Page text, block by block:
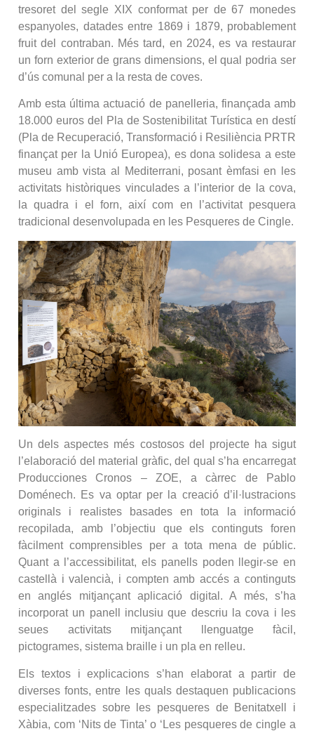
tresoret del segle XIX conformat per de 67 monedes
espanyoles, datades entre 1869 i 1879, probablement
fruit del contraban. Més tard, en 2024, es va restaurar
un forn exterior de grans dimensions, el qual podria ser
d’ús comunal per a la resta de coves.
Amb esta última actuació de panelleria, finançada amb
18.000 euros del Pla de Sostenibilitat Turística en destí
(Pla de Recuperació, Transformació i Resiliència PRTR
finançat per la Unió Europea), es dona solidesa a este
museu amb vista al Mediterrani, posant èmfasi en les
activitats històriques vinculades a l’interior de la cova,
la quadra i el forn, així com en l’activitat pesquera
tradicional desenvolupada en les Pesqueres de Cingle.
Un dels aspectes més costosos del projecte ha sigut
l’elaboració del material gràfic, del qual s’ha encarregat
Producciones Cronos – ZOE, a càrrec de Pablo
Doménech. Es va optar per la creació d’il·lustracions
originals i realistes basades en tota la informació
recopilada, amb l’objectiu que els continguts foren
fàcilment comprensibles per a tota mena de públic.
Quant a l’accessibilitat, els panells poden llegir-se en
castellà i valencià, i compten amb accés a continguts
en anglés mitjançant aplicació digital. A més, s’ha
incorporat un panell inclusiu que descriu la cova i les
seues activitats mitjançant llenguatge fàcil,
pictogrames, sistema braille i un pla en relleu.
Els textos i explicacions s’han elaborat a partir de
diverses fonts, entre les quals destaquen publicacions
especialitzades sobre les pesqueres de Benitatxell i
Xàbia, com ‘Nits de Tinta’ o ‘Les pesqueres de cingle a